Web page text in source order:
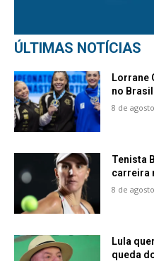
ÚLTIMAS NOTÍCIAS
Lorrane
no
8 de
Tenista
carreira
8 de
Lula
queda